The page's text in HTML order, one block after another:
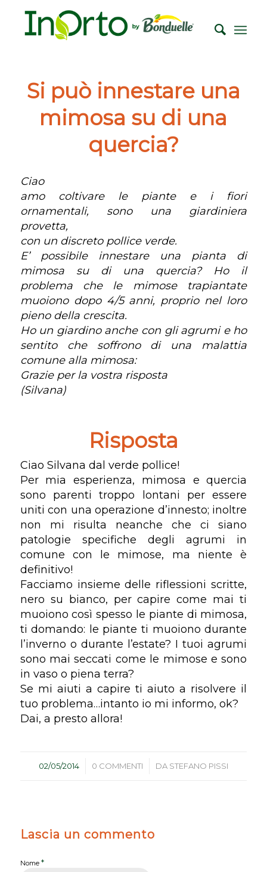
Si può innestare una
mimosa su di una
quercia?
Ciao
amo coltivare le piante e i fiori
ornamentali, sono una giardiniera
provetta,
con un discreto pollice verde.
E’ possibile innestare una pianta di
mimosa su di una quercia? Ho il
problema che le mimose trapiantate
muoiono dopo 4/5 anni, proprio nel loro
pieno della crescita.
Ho un giardino anche con gli agrumi e ho
sentito che soffrono di una malattia
comune alla mimosa:
Grazie per la vostra risposta
(Silvana)
Risposta
Ciao Silvana dal verde pollice!
Per mia esperienza, mimosa e quercia
sono parenti troppo lontani per essere
uniti con una operazione d’innesto; inoltre
non mi risulta neanche che ci siano
patologie specifiche degli agrumi in
comune con le mimose, ma niente è
definitivo!
Facciamo insieme delle riflessioni scritte,
nero su bianco, per capire come mai ti
muoiono così spesso le piante di mimosa,
ti domando: le piante ti muoiono durante
l’inverno o durante l’estate? I tuoi agrumi
sono mai seccati come le mimose e sono
in vaso o piena terra?
Se mi aiuti a capire ti aiuto a risolvere il
tuo problema…intanto io mi informo, ok?
Dai, a presto allora!
02/05/2014
/ 0 COMMENTI
/ DA STEFANO PISSI
Lascia un commento
Nome *